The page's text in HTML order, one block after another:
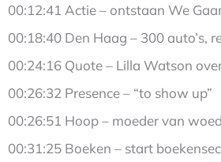
00:12:41 Actie – ontstaan We
00:18:40 Den Haag – 300 auto’s,
00:24:16 Quote – Lilla Watson
00:26:32 Presence – “to show up”
00:26:51 Hoop – moeder van
00:31:25 Boeken – start